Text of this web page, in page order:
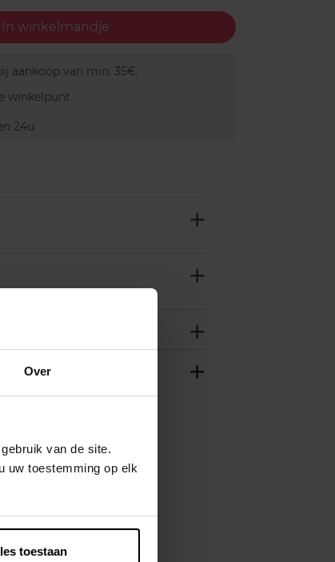
Over
van de site.
uw toestemming op elk
toestaan
In winkelmandje
aankoop van min. 35€.
winkelpunt
24u